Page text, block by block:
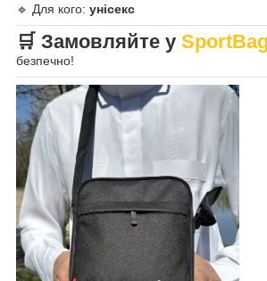
🔹 Для кого: унісекс
🛒 Замовляйте у SportBag
безпечно!